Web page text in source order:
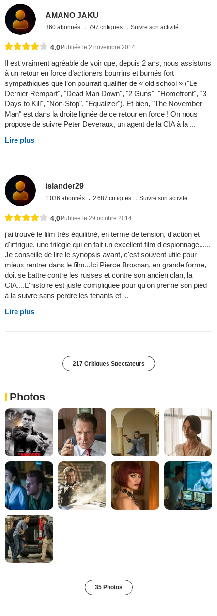
AMANO JAKU
360 abonnés 797 critiques Suivre son activité
4,0 Publiée le 2 novembre 2014
Il est vraiment agréable de voir que, depuis 2 ans, nous assistons
à un retour en force d’actioners bourrins et burnés fort
sympathiques que l’on pourrait qualifier de « old school » ("Le
Dernier Rempart", "Dead Man Down", "2 Guns", "Homefront", "3
Days to Kill", "Non-Stop", "Equalizer"). Et bien, "The November
Man" est dans la droite lignée de ce retour en force ! On nous
propose de suivre Peter Deveraux, un agent de la CIA à la ...
Lire plus
islander29
1 036 abonnés 2 687 critiques Suivre son activité
4,0Publiée le 29 octobre 2014
j'ai trouvé le film très équilibré, en terme de tension, d'action et
d'intrigue, une trilogie qui en fait un excellent film d'espionnage......
Je conseille de lire le synopsis avant, c'est souvent utile pour
mieux rentrer dans le film...Ici Pierce Brosnan, en grande forme,
doit se battre contre les russes et contre son ancien clan, la
CIA....L'histoire est juste compliquée pour qu'on prenne son pied
à la suivre sans perdre les tenants et ...
Lire plus
217 Critiques Spectateurs
Photos
35 Photos